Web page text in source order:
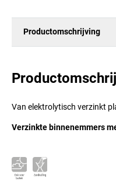
Productomschrijving
Van elektrolytisch verzinkt
Verzinkte binnenemmers